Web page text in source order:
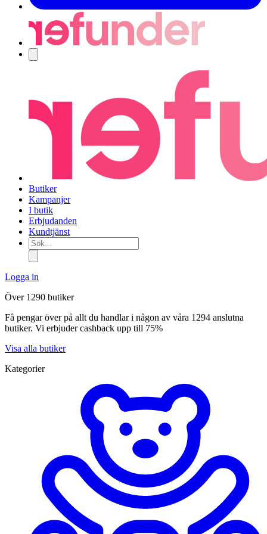
Butiker
Kampanjer
I butik
Erbjudanden
Kundtjänst
Sök...
Logga in
Över 1290 butiker
Få pengar över på allt du handlar i någon av våra 1294 anslutna
butiker. Vi erbjuder cashback upp till 75%
Visa alla butiker
Kategorier